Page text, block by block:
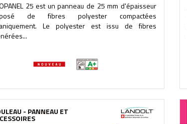
25 est un panneau de 25 mm d'épaisseur
de fibres polyester compactées
Le polyester est issu de fibres
- PANNEAU ET